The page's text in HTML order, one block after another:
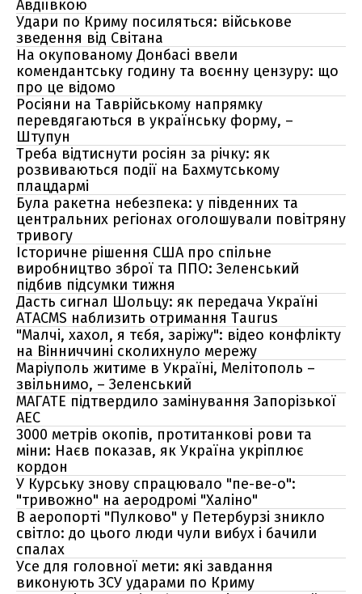
Авдіївкою
Удари по Криму посиляться: військове
зведення від Світана
На окупованому Донбасі ввели
комендантську годину та воєнну цензуру: що
про це відомо
Росіяни на Таврійському напрямку
перевдягаються в українську форму, –
Штупун
Треба відтиснути росіян за річку: як
розвиваються події на Бахмутському
плацдармі
Була ракетна небезпека: у південних та
центральних регіонах оголошували повітряну
тривогу
Історичне рішення США про спільне
виробництво зброї та ППО: Зеленський
підбив підсумки тижня
Дасть сигнал Шольцу: як передача Україні
ATACMS наблизить отримання Taurus
"Малчі, хахол, я тєбя, заріжу": відео конфлікту
на Вінниччині сколихнуло мережу
Маріуполь житиме в Україні, Мелітополь –
звільнимо, – Зеленський
МАГАТЕ підтвердило замінування Запорізької
АЕС
3000 метрів окопів, протитанкові рови та
міни: Наєв показав, як Україна укріплює
кордон
У Курську знову спрацювало "пе-ве-о":
"тривожно" на аеродромі "Халіно"
В аеропорті "Пулково" у Петербурзі зникло
світло: до цього люди чули вибух і бачили
спалах
Усе для головної мети: які завдання
виконують ЗСУ ударами по Криму